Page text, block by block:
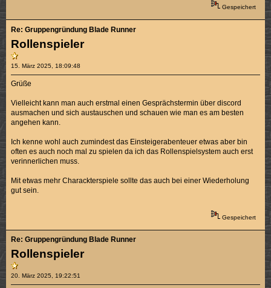
Gespeichert
Rollenspieler
15. März 2025, 18:09:48
Re: Gruppengründung Blade Runner
Grüße
Vielleicht kann man auch erstmal einen Gesprächstermin über discord
ausmachen und sich austauschen und schauen wie man es am besten
angehen kann.
Ich kenne wohl auch zumindest das Einsteigerabenteuer etwas aber bin
often es auch noch mal zu spielen da ich das Rollenspielsystem auch erst
verinnerlichen muss.
Mit etwas mehr Charackterspiele sollte das auch bei einer Wiederholung
gut sein.
Gespeichert
Rollenspieler
20. März 2025, 19:22:51
Re: Gruppengründung Blade Runner